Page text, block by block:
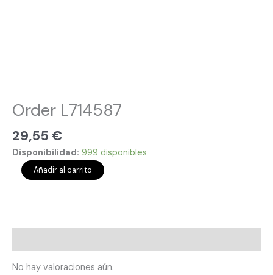
Order L714587
29,55 €
Disponibilidad: 999 disponibles
Añadir al carrito
No hay valoraciones aún.